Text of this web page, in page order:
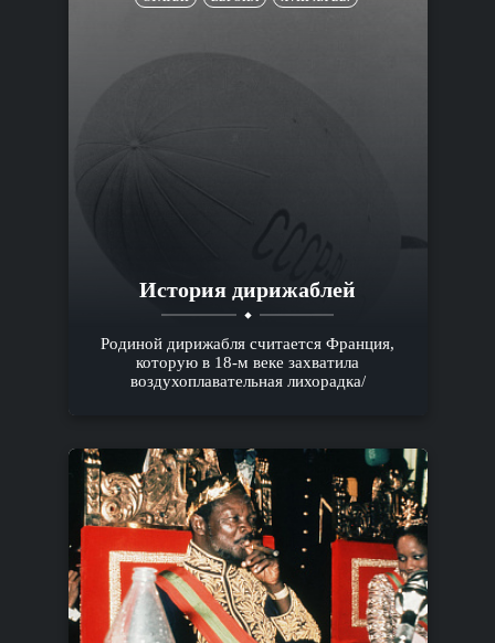
История дирижаблей
Родиной дирижабля считается Франция,
которую в 18-м веке захватила
воздухоплавательная лихорадка/